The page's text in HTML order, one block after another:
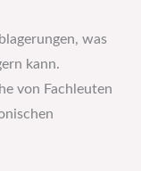
was
kann.
von Fachleuten